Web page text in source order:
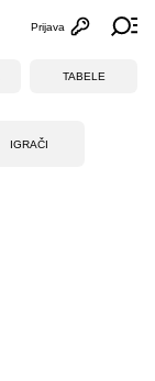
Otvori
Prijava
TABELE
IGRAČI